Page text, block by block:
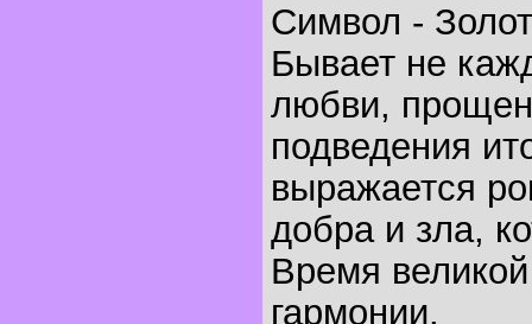
Символ -
Бывает не
любви,
подведения
выражается
добра и зла,
Время
гармонии.